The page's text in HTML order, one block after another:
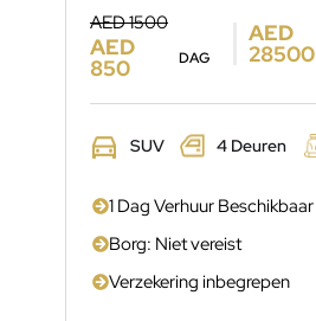
AED 1500
AED
850 DAG
AED
28500
SUV 4 Deuren
1 Dag Verhuur Beschikbaar
Borg: Niet vereist
Verzekering inbegrepen